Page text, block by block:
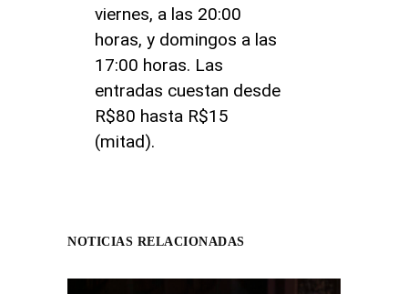
viernes, a las 20:00
horas, y domingos a las
17:00 horas. Las
entradas cuestan desde
R$80 hasta R$15
(mitad).
NOTICIAS RELACIONADAS